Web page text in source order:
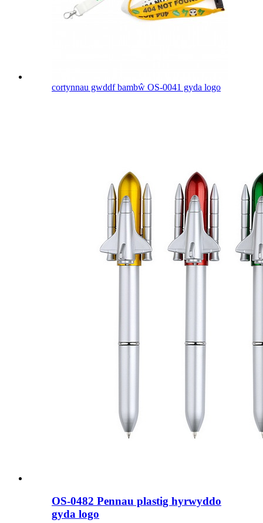
cortynnau gwddf bambŵ OS-0041 gyda logo
OS-0482 Pennau plastig hyrwyddo
gyda logo